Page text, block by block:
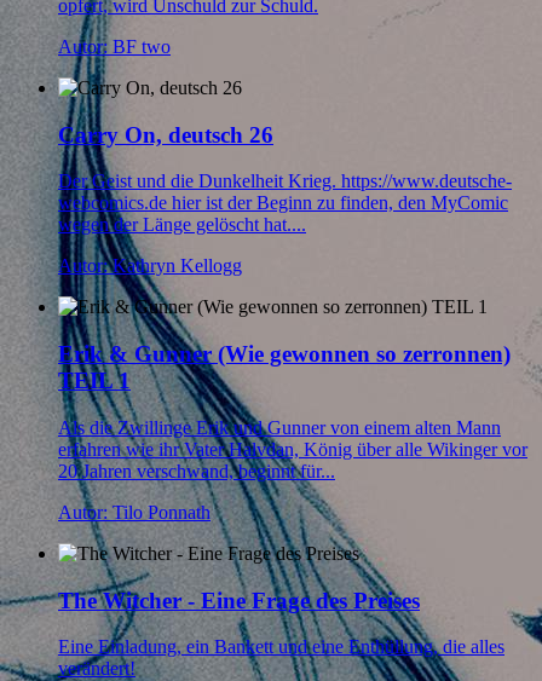
opfert, wird Unschuld zur Schuld.
Autor: BF two
Carry On, deutsch 26
Der Geist und die Dunkelheit Krieg. https://www.deutsche-
webcomics.de hier ist der Beginn zu finden, den MyComic
wegen der Länge gelöscht hat....
Autor: Kathryn Kellogg
Erik & Gunner (Wie gewonnen so zerronnen)
TEIL 1
Als die Zwillinge Erik und Gunner von einem alten Mann
erfahren wie ihr Vater Halvdan, König über alle Wikinger vor
20 Jahren verschwand, beginnt für...
Autor: Tilo Ponnath
The Witcher - Eine Frage des Preises
Eine Einladung, ein Bankett und eine Enthüllung, die alles
verändert!